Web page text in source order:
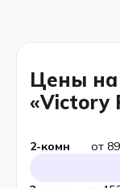
Цены
«Victory
2-комн от